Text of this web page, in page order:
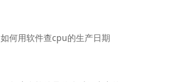
如何用软件查cpu的生产日期